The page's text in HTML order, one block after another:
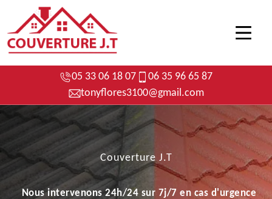
05 33 06 18 07
06 35 96 65 87
tonyflores3100@gmail.com
Couverture J.T
Nous intervenons 24h/24 sur 7j/7 en cas d'urgence